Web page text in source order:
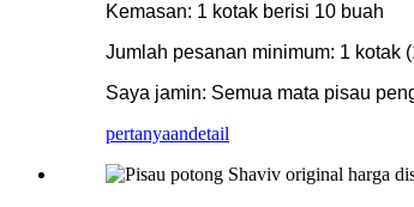
Kemasan: 1 kotak berisi 10 buah
Jumlah pesanan minimum: 1 kotak
Saya jamin: Semua mata pisau
pertanyaandetail